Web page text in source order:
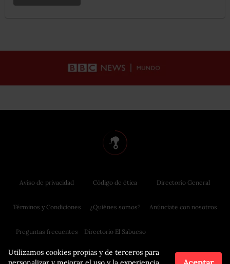
Utilizamos cookies propias y de terceros para
Aviso de privacidad
Términos y Condiciones
Preguntas frecuentes
Código de ética
¿Quiénes somos?
Directorio El Sabueso
Directorio General
Anúnciate con nosotros